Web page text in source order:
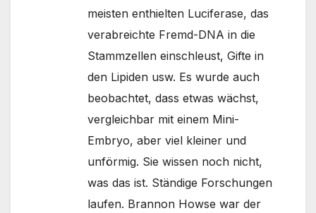
meisten enthielten Luciferase, das
verabreichte Fremd-DNA in die
Stammzellen einschleust, Gifte in
den Lipiden usw. Es wurde auch
beobachtet, dass etwas wächst,
vergleichbar mit einem Mini-
Embryo, aber viel kleiner und
unförmig. Sie wissen noch nicht,
was das ist. Ständige Forschungen
laufen. Brannon Howse war der